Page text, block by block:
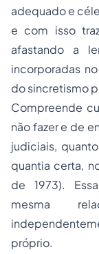
adequado e
e com isso
afastando a
incorporadas
do sincretismo
Compreende
não fazer e de
judiciais,
quantia certa,
de 1973).
mesma
próprio.